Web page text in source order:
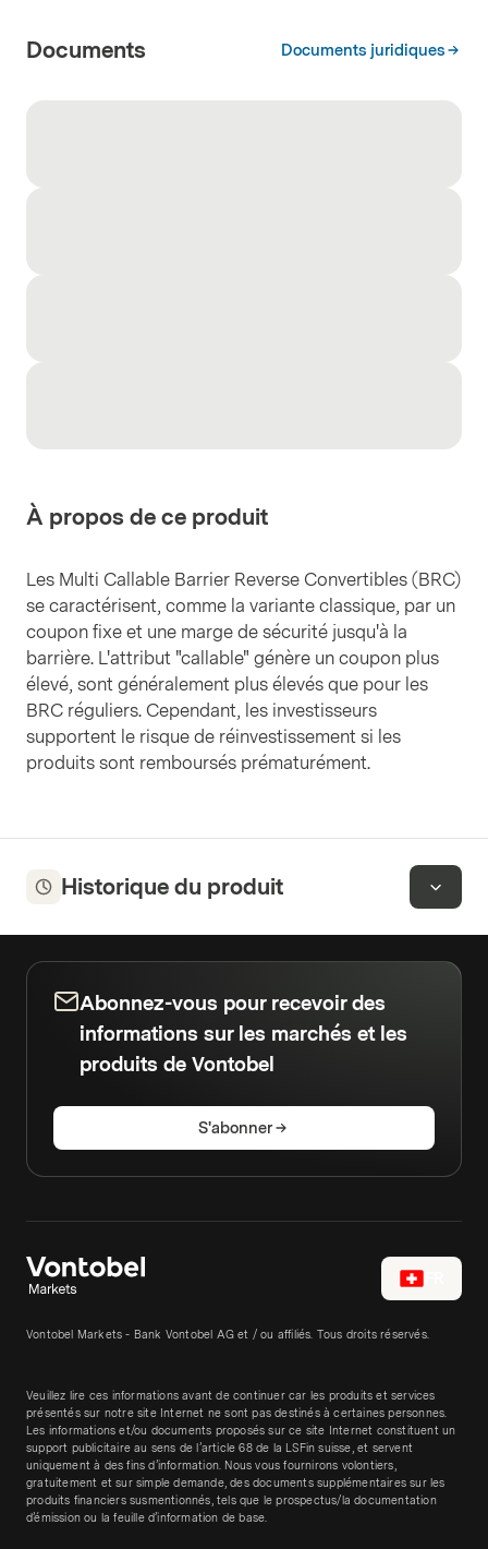
Documents Documents juridiques
À propos de ce produit
Les Multi Callable Barrier Reverse Convertibles (BRC)
se caractérisent, comme la variante classique, par un
coupon fixe et une marge de sécurité jusqu'à la
barrière. L'attribut "callable" génère un coupon plus
élevé, sont généralement plus élevés que pour les
BRC réguliers. Cependant, les investisseurs
supportent le risque de réinvestissement si les
produits sont remboursés prématurément.
Historique du produit
Abonnez-vous pour recevoir des
informations sur les marchés et les
produits de Vontobel
S'abonner
Vontobel Markets - Bank Vontobel AG et / ou affiliés. Tous droits réservés.
Veuillez lire ces informations avant de continuer car les produits et services
présentés sur notre site Internet ne sont pas destinés à certaines personnes.
Les informations et/ou documents proposés sur ce site Internet constituent un
support publicitaire au sens de l’article 68 de la LSFin suisse, et servent
uniquement à des fins d’information. Nous vous fournirons volontiers,
gratuitement et sur simple demande, des documents supplémentaires sur les
produits financiers susmentionnés, tels que le prospectus/la documentation
d’émission ou la feuille d’information de base.